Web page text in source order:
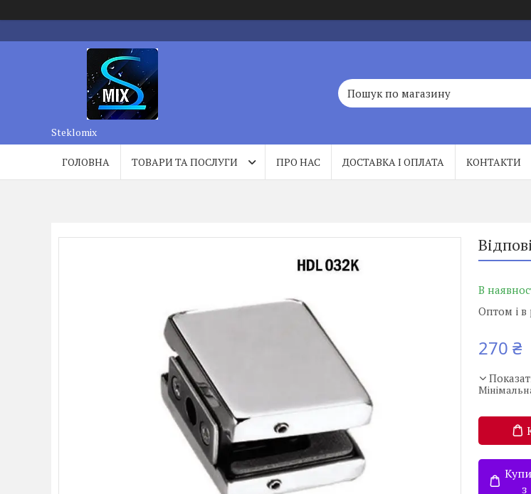
Steklomix
ГОЛОВНА ТОВАРИ ТА ПОСЛУГИ ПРО НАС ДОСТАВКА І ОПЛАТА КОНТАКТИ
В
Оптом і в
270 ₴
з